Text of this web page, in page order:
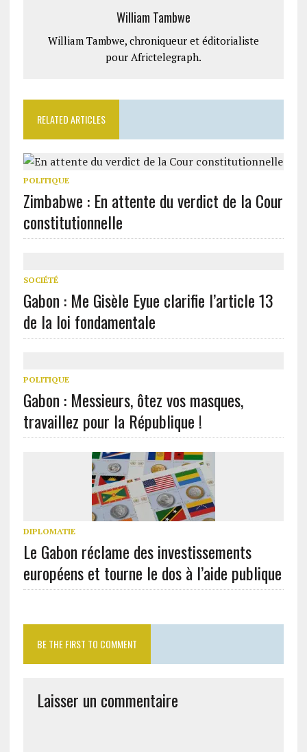
William Tambwe
William Tambwe, chroniqueur et éditorialiste
pour Africtelegraph.
RELATED ARTICLES
POLITIQUE
Zimbabwe : En attente du verdict de la Cour
constitutionnelle
SOCIÉTÉ
Gabon : Me Gisèle Eyue clarifie l’article 13
de la loi fondamentale
POLITIQUE
Gabon : Messieurs, ôtez vos masques,
travaillez pour la République !
DIPLOMATIE
Le Gabon réclame des investissements
européens et tourne le dos à l’aide publique
BE THE FIRST TO COMMENT
Laisser un commentaire